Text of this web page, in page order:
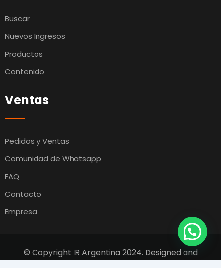
Buscar
Nuevos Ingresos
Productos
Contenido
Ventas
Pedidos y Ventas
Comunidad de Whatsapp
FAQ
Contacto
Empresa
© Copyright IR Argentina 2024. Designed and